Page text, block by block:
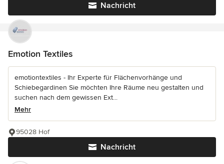
Nachricht
Emotion Textiles
emotiontextiles - Ihr Experte für Flächenvorhänge und
Schiebegardinen Sie möchten Ihre Räume neu gestalten und
suchen nach dem gewissen Ext...
Mehr
Nachricht
95028 Hof